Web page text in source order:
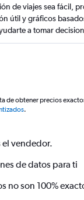
de viajes sea fácil,
útil y gráficos
a tomar
de obtener precios
.
vendedor.
de datos para ti
no son 100%